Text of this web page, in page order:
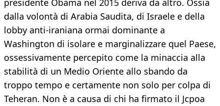
presidente Obama nel 2015 deriva da altro. Ossia
dalla volontà di Arabia Saudita, di Israele e della
lobby anti-iraniana ormai dominante a
Washington di isolare e marginalizzare quel Paese,
ossessivamente percepito come la minaccia alla
stabilità di un Medio Oriente allo sbando da
troppo tempo e certamente non solo per colpa di
Teheran. Non è a causa di chi ha firmato il Jcpoa